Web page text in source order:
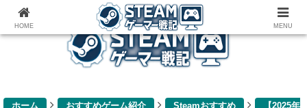
ゲーム関連雑記ブログ
ホーム おすすめゲーム紹介 Steamおすすめ
【2025年
HOME MENU